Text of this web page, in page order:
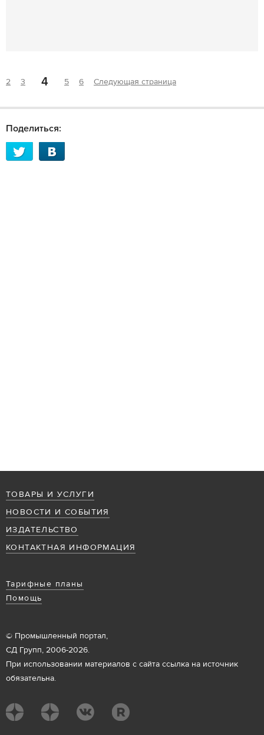
2 3 4 5 6 Следующая страница
Поделиться:
ТОВАРЫ И УСЛУГИ
НОВОСТИ И СОБЫТИЯ
ИЗДАТЕЛЬСТВО
КОНТАКТНАЯ ИНФОРМАЦИЯ
Тарифные планы
Помощь
© Промышленный портал,
СД Групп, 2006-2026.
При использовании материалов с сайта ссылка на источник
обязательна.